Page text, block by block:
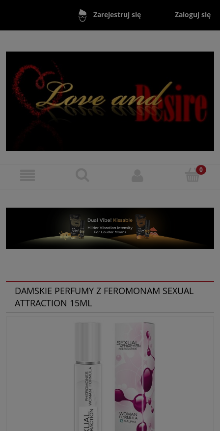
Zarejestruj się Zaloguj się
DAMSKIE PERFUMY Z FEROMONAM SEXUAL
ATTRACTION 15ML